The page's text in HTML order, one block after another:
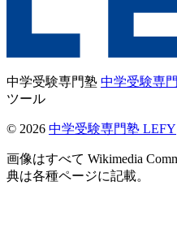
中学受験専門塾 中学受験専
ツール
© 2026 中学受験専門塾 LEFY
画像はすべて Wikimedia
典は各種ページに記載。